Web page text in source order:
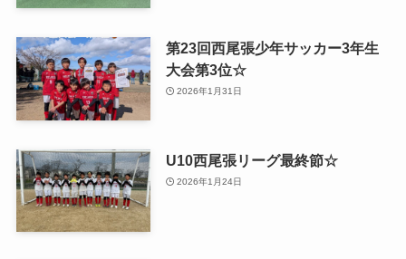
第23回西尾張少年サッカー3年生
大会第3位☆
2026年1月31日
U10西尾張リーグ最終節☆
2026年1月24日